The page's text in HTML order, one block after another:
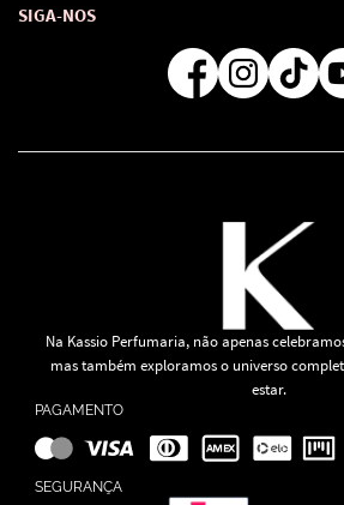
Formas de Pagamento
Regra de Frete Grátis
SIGA-NOS
Na Kassio Perfumaria, não apenas
mas também exploramos o universo
estar.
PAGAMENTO
SEGURANÇA